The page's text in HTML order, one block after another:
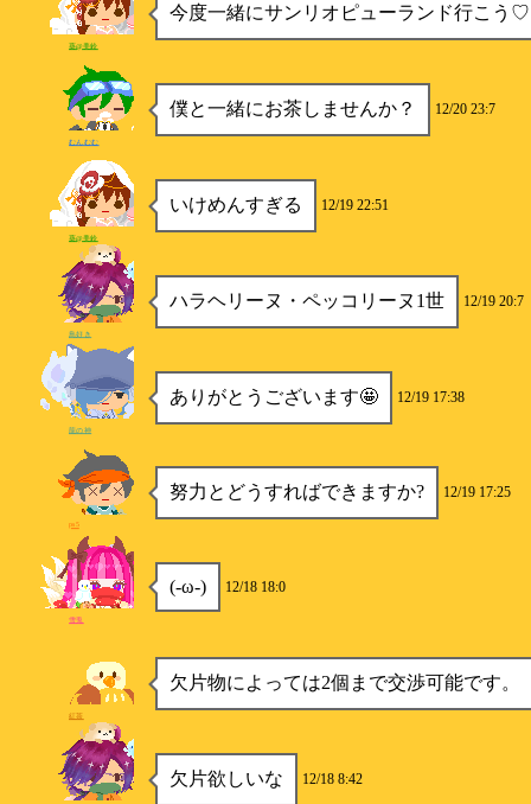
今度一緒にサンリオピューランド行こう♡
葵@美鈴
僕と一緒にお茶しませんか？ 12/20 23:7
むんむむ
いけめんすぎる 12/19 22:51
葵@美鈴
ハラヘリーヌ・ペッコリーヌ1世 12/19 20:7
鳥好き
ありがとうございます🤩 12/19 17:38
龍の神
努力とどうすればできますか? 12/19 17:25
ps5
(-ω-) 12/18 18:0
雪兎
欠片物によっては2個まで交渉可能です。
紅茶
欠片欲しいな 12/18 8:42